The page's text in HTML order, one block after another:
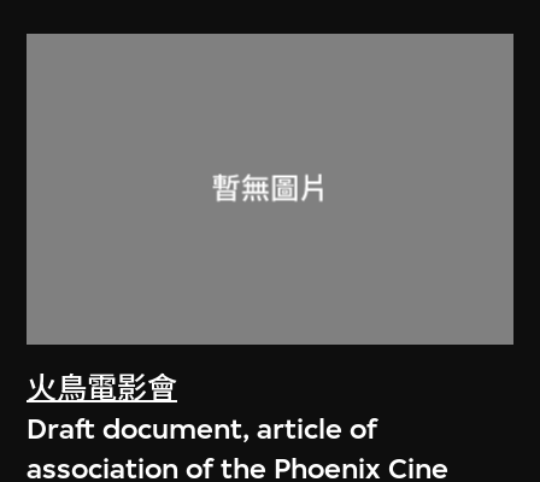
火鳥電影會
Draft document, article of
association of the Phoenix Cine